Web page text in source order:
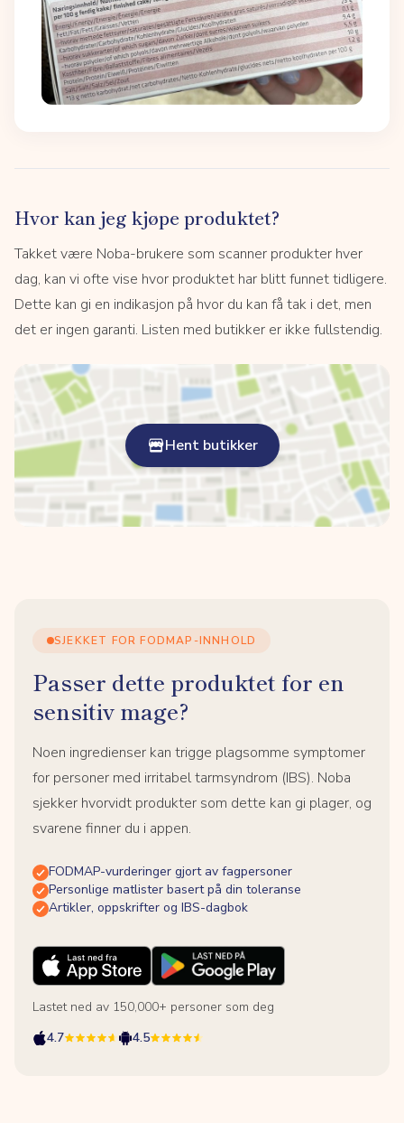
Hvor kan jeg kjøpe produktet?
Takket være Noba-brukere som scanner produkter hver
dag, kan vi ofte vise hvor produktet har blitt funnet tidligere.
Dette kan gi en indikasjon på hvor du kan få tak i det, men
det er ingen garanti. Listen med butikker er ikke fullstendig.
Hent butikker
SJEKKET FOR FODMAP-INNHOLD
Passer dette produktet for en
sensitiv mage?
Noen ingredienser kan trigge plagsomme symptomer
for personer med irritabel tarmsyndrom (IBS). Noba
sjekker hvorvidt produkter som dette kan gi plager, og
svarene finner du i appen.
FODMAP-vurderinger gjort av fagpersoner
Personlige matlister basert på din toleranse
Artikler, oppskrifter og IBS-dagbok
Lastet ned av 150,000+ personer som deg
4.7
4.5